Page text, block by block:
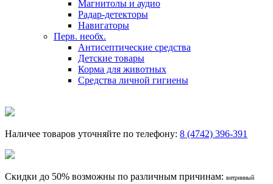
Магнитолы и аудио
Радар-детекторы
Навигаторы
Перв. необх.
Антисептические средства
Детские товары
Корма для животных
Средства личной гигиены
Наличее товаров уточняйте по телефону: 8 (4742) 396-391
Скидки до 50% возможны по различным причинам: витринный